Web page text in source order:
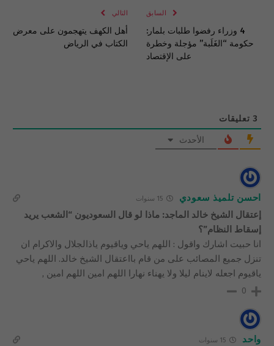
السابق
4 وزراء رفضوا طلبات بلمار:
حكومة “الغَلَبة” مؤجلة وخطرة
على الإقتصاد
التالي
أهل الكهف يتهجمون على معرض
الكتاب في الرياض
3 تعليقات
الأحدث
احسن تلميذ سعودي 15 سنوات
إعتقال الشيخ خالد الماجد: ماذا لو قال السعوديون “الشعب يريد
إسقاط النظام”؟
انا حبيت اشارك واقول : اللهم ياحي وياقيوم ياذالجلال والاكرام ان
تنزل جميع المصائب على من قام بااعتقال الشيخ خالد. اللهم ياحي
ياقيوم اجعله لاينام ليلا ولا يهناء نهارا اللهم امين اللهم امين ,
0
واحد 15 سنوات